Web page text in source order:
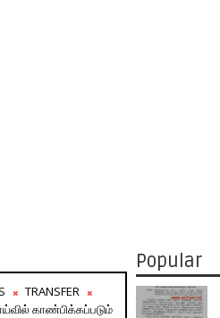
TRANSFER
காண்பிக்கப்படும்
Popular